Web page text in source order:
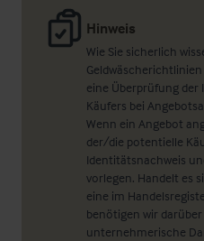
Hinweis
Wie Sie sicherlich
eine Überprüfung der
Käufers bei
Wenn ein Angebot
der/die potentielle
Identitätsnachweis
vorlegen. Handelt es
eine im
benötigen wir
unternehmerische